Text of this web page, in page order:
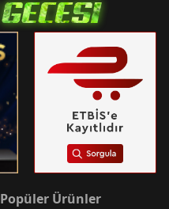
Popüler Ürünler